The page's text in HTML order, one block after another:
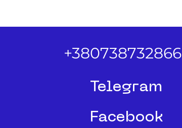
+380738732866
Telegram
Facebook